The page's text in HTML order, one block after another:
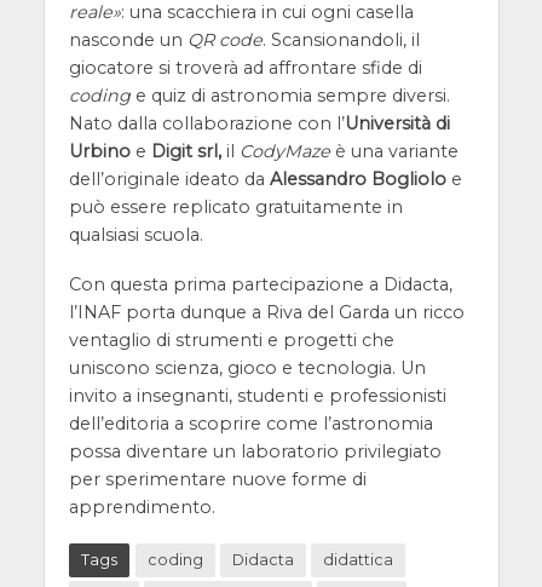
reale : una scacchiera in cui ogni casella
nasconde un QR code. Scansionandoli, il
giocatore si troverà ad affrontare sfide di
codinge quiz di astronomia sempre diversi.
Nato dalla collaborazione con l’Università di
Urbinoe Digit srl,il CodyMazeè una variante
dell’originale ideato da Alessandro Boglioloe
può essere replicato gratuitamente in
qualsiasi scuola.
Con questa prima partecipazione a Didacta,
l’INAF porta dunque a Riva del Garda un ricco
ventaglio di strumenti e progetti che
uniscono scienza, gioco e tecnologia. Un
invito a insegnanti, studenti e professionisti
dell’editoria a scoprire come l’astronomia
possa diventare un laboratorio privilegiato
per sperimentare nuove forme di
apprendimento.
Tags coding Didacta didattica